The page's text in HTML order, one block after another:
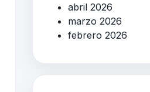
abril 2026
marzo 2026
febrero 2026